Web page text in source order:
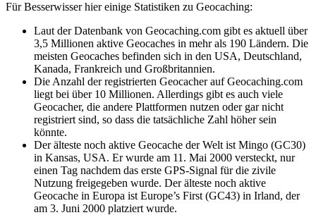
Für Besserwisser hier einige Statistiken zu Geocaching:
Laut der Datenbank von Geocaching.com gibt es aktuell über
3,5 Millionen aktive Geocaches in mehr als 190 Ländern. Die
meisten Geocaches befinden sich in den USA, Deutschland,
Kanada, Frankreich und Großbritannien.
Die Anzahl der registrierten Geocacher auf Geocaching.com
liegt bei über 10 Millionen. Allerdings gibt es auch viele
Geocacher, die andere Plattformen nutzen oder gar nicht
registriert sind, so dass die tatsächliche Zahl höher sein
könnte.
Der älteste noch aktive Geocache der Welt ist Mingo (GC30)
in Kansas, USA. Er wurde am 11. Mai 2000 versteckt, nur
einen Tag nachdem das erste GPS-Signal für die zivile
Nutzung freigegeben wurde. Der älteste noch aktive
Geocache in Europa ist Europe’s First (GC43) in Irland, der
am 3. Juni 2000 platziert wurde.